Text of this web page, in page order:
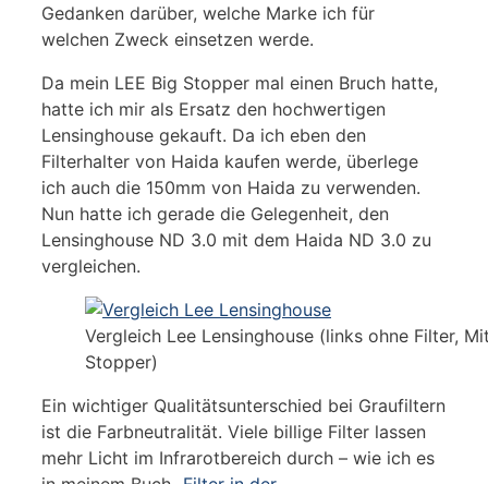
Gedanken darüber, welche Marke ich für
welchen Zweck einsetzen werde.
Da mein LEE Big Stopper mal einen Bruch hatte,
hatte ich mir als Ersatz den hochwertigen
Lensinghouse gekauft. Da ich eben den
Filterhalter von Haida kaufen werde, überlege
ich auch die 150mm von Haida zu verwenden.
Nun hatte ich gerade die Gelegenheit, den
Lensinghouse ND 3.0 mit dem Haida ND 3.0 zu
vergleichen.
Vergleich Lee Lensinghouse (links ohne Filter,
Stopper)
Ein wichtiger Qualitätsunterschied bei Graufiltern
ist die Farbneutralität. Viele billige Filter lassen
mehr Licht im Infrarotbereich durch – wie ich es